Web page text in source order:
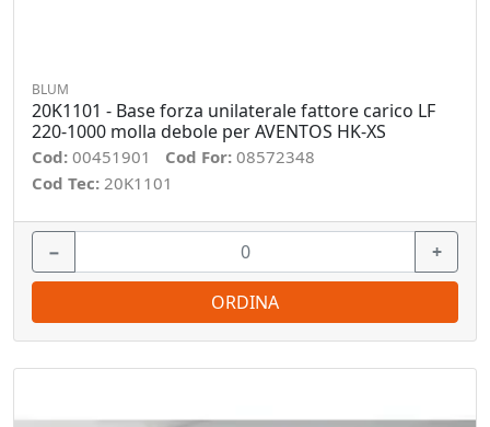
BLUM
20K1101 - Base forza unilaterale fattore carico LF
220-1000 molla debole per AVENTOS HK-XS
Cod: 00451901 Cod For: 08572348
Cod Tec: 20K1101
− +
ORDINA